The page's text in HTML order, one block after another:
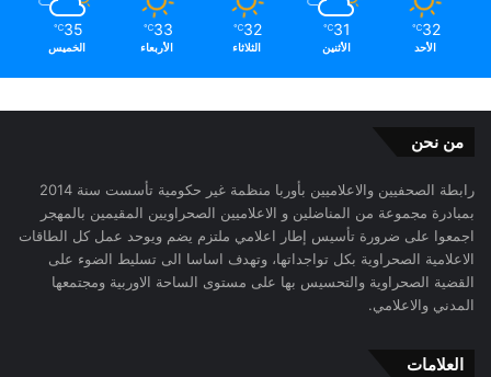
32
℃
الأحد
31
℃
الأثنين
32
℃
الثلاثاء
33
℃
الأربعاء
35
℃
الخميس
من نحن
رابطة الصحفيين والاعلاميين بأوربا منظمة غير حكومية تأسست سنة 2014
بمبادرة مجموعة من المناضلين و الاعلاميين الصحراويين المقيمين بالمهجر
اجمعوا على ضرورة تأسيس إطار اعلامي ملتزم يضم ويوحد عمل كل الطاقات
الاعلامية الصحراوية بكل تواجداتها، وتهدف اساسا الى تسليط الضوء على
القضية الصحراوية والتحسيس بها على مستوى الساحة الاوربية ومجتمعها
المدني والاعلامي.
العلامات